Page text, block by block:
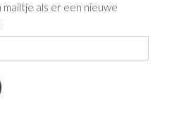
mailtje als er een nieuwe